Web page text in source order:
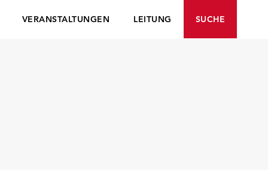
VERANSTALTUNGEN LEITUNG SUCHE